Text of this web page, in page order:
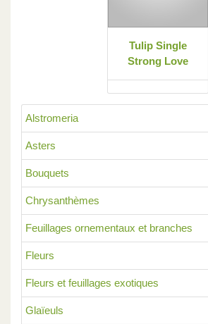
Alstromeria
Asters
Bouquets
Chrysanthèmes
Feuillages ornementaux et branches
Fleurs
Fleurs et feuillages exotiques
Glaïeuls
Tulip Single
Strong Love